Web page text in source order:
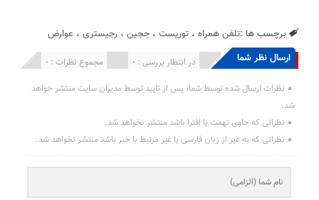
برچسب ها :تلفن همراه ،توریست ،ججین ،رجیستری ، عوارض
ارسال نظر شما مجموع نظرات : 0 در انتظار بررسی : 0 انتشار یافته : 0
نظرات ارسال شده توسط شما، پس از تایید توسط مدیران سایت منتشر خواهد
شد.
نظراتی که حاوی تهمت یا افترا باشد منتشر نخواهد شد.
نظراتی که به غیر از زبان فارسی یا غیر مرتبط با خبر باشد منتشر نخواهد شد.